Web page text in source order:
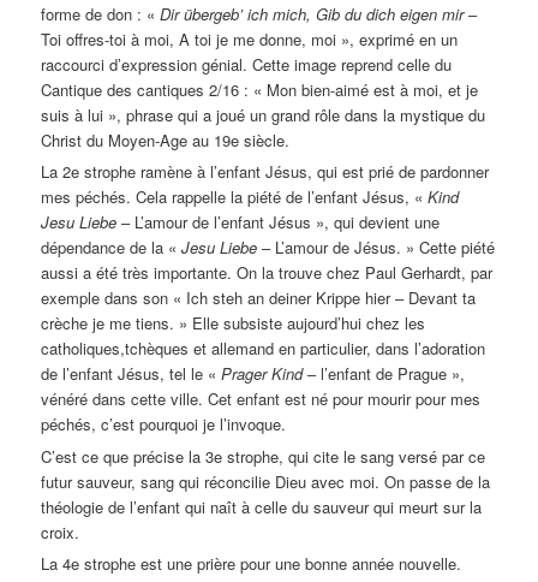
forme de don : « Dir übergeb’ ich mich, Gib du dich eigen mir–
Toi offres-toi à moi, A toi je me donne, moi », exprimé en un
raccourci d’expression génial. Cette image reprend celle du
Cantique des cantiques 2/16 : « Mon bien-aimé est à moi, et je
suis à lui », phrase qui a joué un grand rôle dans la mystique du
Christ du Moyen-Age au 19e siècle.
La 2e strophe ramène à l’enfant Jésus, qui est prié de pardonner
mes péchés. Cela rappelle la piété de l’enfant Jésus, «Kind
Jesu Liebe – L’amour de l’enfant Jésus », qui devient une
dépendance de la «Jesu Liebe – L’amour de Jésus. » Cette piété
aussi a été très importante. On la trouve chez Paul Gerhardt, par
exemple dans son « Ich steh an deiner Krippe hier – Devant ta
crèche je me tiens. » Elle subsiste aujourd’hui chez les
catholiques,tchèques et allemand en particulier, dans l’adoration
de l’enfant Jésus, tel le «Prager Kind– l’enfant de Prague »,
vénéré dans cette ville. Cet enfant est né pour mourir pour mes
péchés, c’est pourquoi je l’invoque.
C’est ce que précise la 3e strophe, qui cite le sang versé par ce
futur sauveur, sang qui réconcilie Dieu avec moi. On passe de la
théologie de l’enfant qui naît à celle du sauveur qui meurt sur la
croix.
La 4e strophe est une prière pour une bonne année nouvelle.